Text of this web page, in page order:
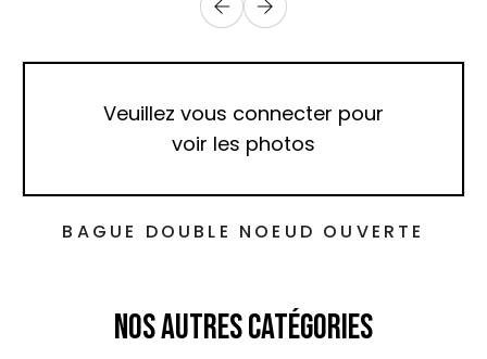
Veuillez vous connecter pour
voir les photos
BAGUE DOUBLE NOEUD OUVERTE
NOS AUTRES CATÉGORIES